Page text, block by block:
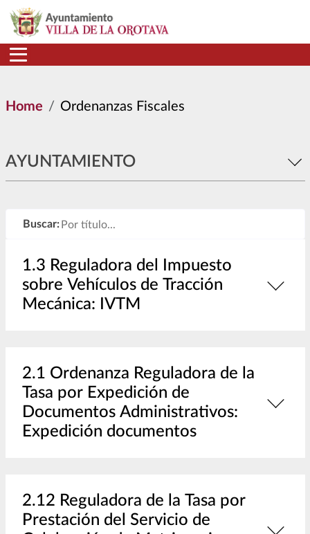
Skip to main content
Home Ordenanzas Fiscales
AYUNTAMIENTO
Buscar:
1.3 Reguladora del Impuesto
sobre Vehículos de Tracción
Mecánica: IVTM
2.1 Ordenanza Reguladora de la
Tasa por Expedición de
Documentos Administrativos:
Expedición documentos
2.12 Reguladora de la Tasa por
Prestación del Servicio de